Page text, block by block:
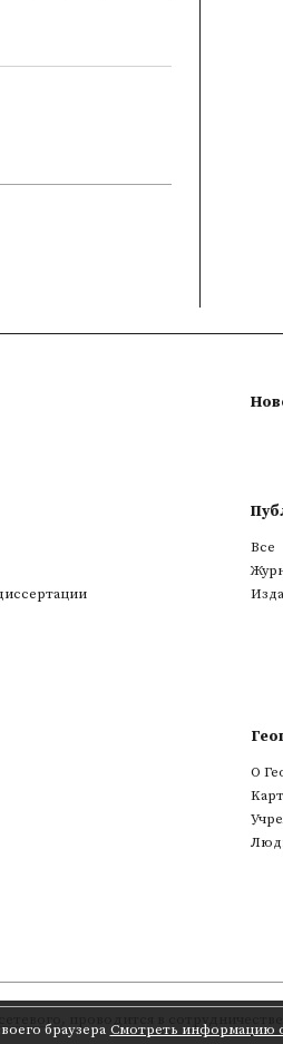
браузера Смотреть информацию
Все
О